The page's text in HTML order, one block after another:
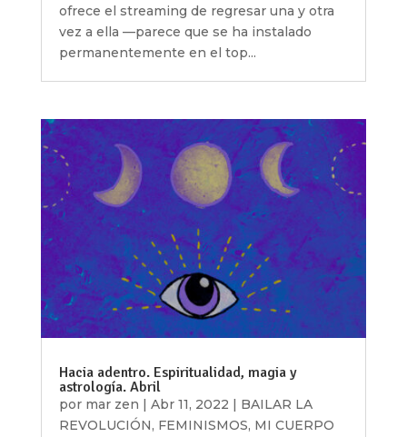
ofrece el streaming de regresar una y otra
vez a ella —parece que se ha instalado
permanentemente en el top...
Hacia adentro. Espiritualidad, magia y
astrología. Abril
por mar zen Abr 11, 2022
BAILAR LA
REVOLUCIÓN, FEMINISMOS, MI CUERPO